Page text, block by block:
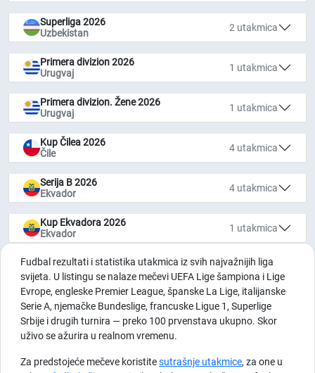
Superliga 2026
Uzbekistan
2 utakmica
Primera divizion 2026
Urugvaj
1 utakmica
Primera divizion. Žene 2026
Urugvaj
1 utakmica
Kup Čilea 2026
Čile
4 utakmica
Serija B 2026
Ekvador
4 utakmica
Kup Ekvadora 2026
Ekvador
1 utakmica
Fudbal rezultati i statistika utakmica iz svih najvažnijih liga
svijeta. U listingu se nalaze mečevi UEFA Lige šampiona i Lige
Evrope, engleske Premier League, španske La Lige, italijanske
Serie A, njemačke Bundeslige, francuske Ligue 1, Superlige
Srbije i drugih turnira — preko 100 prvenstava ukupno. Skor
uživo se ažurira u realnom vremenu.
Za predstojeće mečeve koristitesutrašnje utakmice, za one u